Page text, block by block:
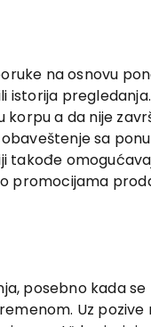
na osnovu
istorija
korpu a da nije
sa
takođe
promocijama
posebno kada se
Uz pozive